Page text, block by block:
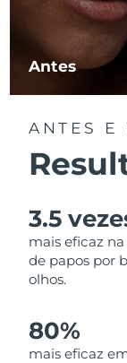
Antes
ANTES E
3.5
mais eficaz
de papos por
olhos.
80%
mais eficaz
Luxemburgo
Macau, RAE
China
Malásia
Malta
México
Mônaco
Países Baixos
Nova Zelândia